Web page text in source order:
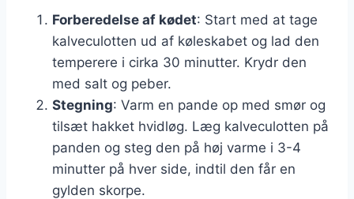
Forberedelse af kødet: Start med at tage
kalveculotten ud af køleskabet og lad den
temperere i cirka 30 minutter. Krydr den
med salt og peber.
Stegning: Varm en pande op med smør og
tilsæt hakket hvidløg. Læg kalveculotten på
panden og steg den på høj varme i 3-4
minutter på hver side, indtil den får en
gylden skorpe.